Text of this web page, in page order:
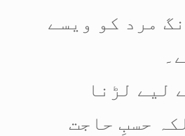
مرد کو ویسے
لیے لڑنا
حسبِ حاجت